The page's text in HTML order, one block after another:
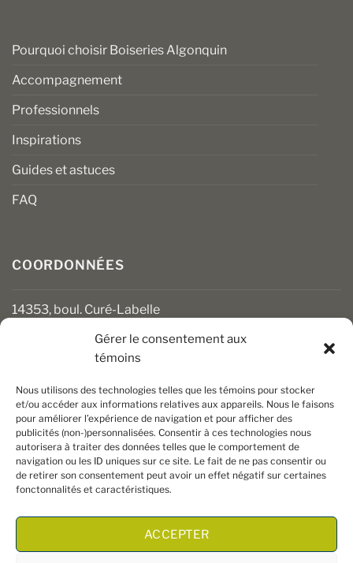
Gérer le consentement aux
témoins
Nous utilisons des technologies telles que les témoins pour stocker
et/ou accéder aux informations relatives aux appareils. Nous le faisons
pour améliorer l’expérience de navigation et pour afficher des
publicités (non-)personnalisées. Consentir à ces technologies nous
autorisera à traiter des données telles que le comportement de
navigation ou les ID uniques sur ce site. Le fait de ne pas consentir ou
de retirer son consentement peut avoir un effet négatif sur certaines
fonctonnalités et caractéristiques.
ACCEPTER
Pourquoi choisir Boiseries Algonquin
Accompagnement
Professionnels
Inspirations
Guides et astuces
FAQ
COORDONNÉES
14353, boul. Curé-Labelle
clients@boiseriesalgonquin.com
HEURES D’OUVERTURE
Lundi au vendredi : 6 h 30 à 17 h 30
Samedi : 8 h à 17 h
Dimanche : Fermé